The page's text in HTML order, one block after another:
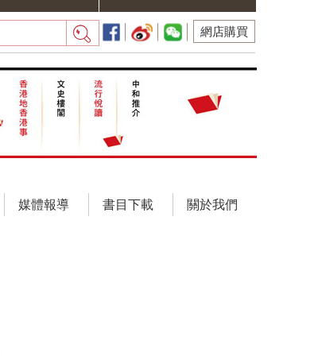
網店購買
媒體報導 書目下載 關於我們